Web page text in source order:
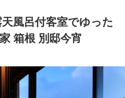
天風呂付客室でゆった
箱根 別邸今宵